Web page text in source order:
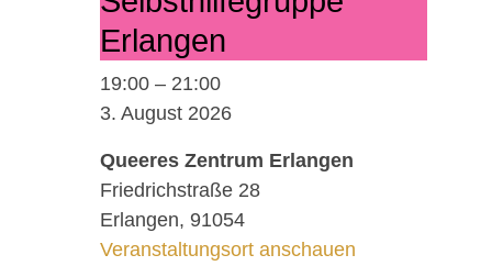
Er­lan­gen
19:00 – 21:00
3. August 2026
Queeres Zentrum Erlangen
Friedrichstraße 28
Erlangen, 91054
Veranstaltungsort anschauen